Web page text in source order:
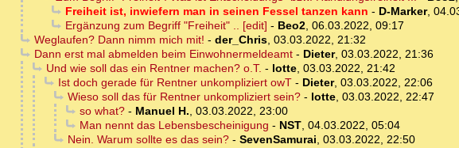
Freiheit ist, inwiefern man in seinen Fessel tanzen kann - D-Marker,
Ergänzung zum Begriff "Freiheit" .. [edit] - Beo2, 06.03.2022, 09:17
Weglaufen? Dann nimm mich mit! - der_Chris, 03.03.2022, 21:32
Dann erst mal abmelden beim Einwohnermeldeamt- Dieter, 03.03.2022, 21:36
Und wie soll das ein Rentner machen? o.T. - lotte, 03.03.2022, 21:42
Ist doch gerade für Rentner unkompliziert owT- Dieter, 03.03.2022, 22:06
Wieso soll das für Rentner unkompliziert sein?- lotte, 03.03.2022, 22:47
so what?- Manuel H., 03.03.2022, 23:00
Man nennt das Lebensbescheinigung - NST, 04.03.2022, 05:04
Nein. Warum sollte es das sein?- SevenSamurai, 03.03.2022, 22:50